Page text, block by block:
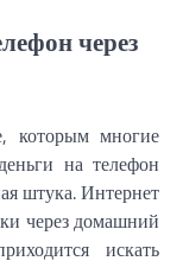
через
которым многие
на телефон
штука. Интернет
через домашний
искать